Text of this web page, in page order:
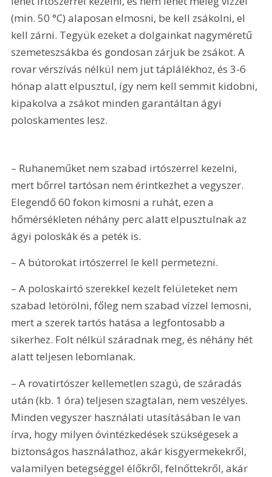
(min. 50 °C) alaposan elmosni, be kell zsákolni, el
kell zárni. Tegyük ezeket a dolgainkat nagyméretű
szemeteszsákba és gondosan zárjuk be zsákot. A
rovar vérszívás nélkül nem jut táplálékhoz, és 3-6
hónap alatt elpusztul, így nem kell semmit kidobni,
kipakolva a zsákot minden garantáltan ágyi
poloskamentes lesz.
– Ruhaneműket nem szabad irtószerrel kezelni,
mert bőrrel tartósan nem érintkezhet a vegyszer.
Elegendő 60 fokon kimosni a ruhát, ezen a
hőmérsékleten néhány perc alatt elpusztulnak az
ágyi poloskák és a peték is.
– A bútorokat irtószerrel le kell permetezni.
– A poloskairtó szerekkel kezelt felületeket nem
szabad letörölni, főleg nem szabad vízzel lemosni,
mert a szerek tartós hatása a legfontosabb a
sikerhez. Folt nélkül száradnak meg, és néhány hét
alatt teljesen lebomlanak.
– A rovatirtószer kellemetlen szagú, de száradás
után (kb. 1 óra) teljesen szagtalan, nem veszélyes.
Minden vegyszer használati utasításában le van
írva, hogy milyen óvintézkedések szükségesek a
biztonságos használathoz, akár kisgyermekekről,
valamilyen betegséggel élőkről, felnőttekről, akár